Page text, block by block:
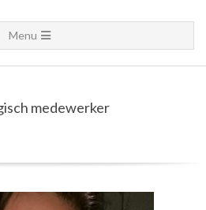
Menu
medewerker